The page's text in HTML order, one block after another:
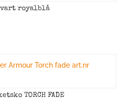
royalblå
TORCH FADE